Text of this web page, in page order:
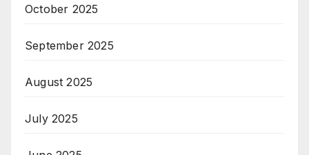
October 2025
September 2025
August 2025
July 2025